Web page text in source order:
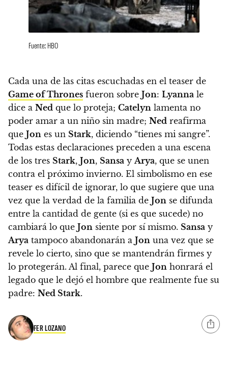
Fuente: HBO
Cada una de las citas escuchadas en el teaser de
Game of Thrones fueron sobre Jon: Lyanna le
dice a Ned que lo proteja; Catelyn lamenta no
poder amar a un niño sin madre; Ned reafirma
que Jon es un Stark, diciendo “tienes mi sangre”.
Todas estas declaraciones preceden a una escena
de los tres Stark, Jon, Sansa y Arya, que se unen
contra el próximo invierno. El simbolismo en ese
teaser es difícil de ignorar, lo que sugiere que una
vez que la verdad de la familia de Jon se difunda
entre la cantidad de gente (si es que sucede) no
cambiará lo que Jon siente por sí mismo. Sansa y
Arya tampoco abandonarán a Jon una vez que se
revele lo cierto, sino que se mantendrán firmes y
lo protegerán. Al final, parece que Jon honrará el
legado que le dejó el hombre que realmente fue su
padre: Ned Stark.
FER LOZANO